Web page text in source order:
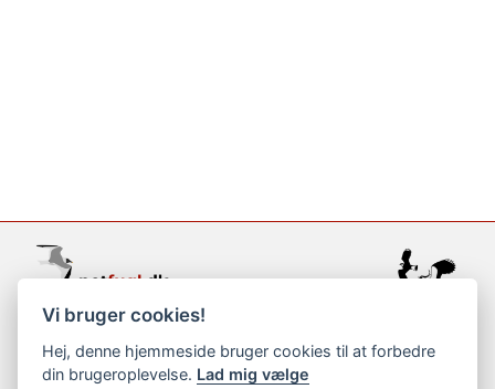
support@netfugl.dk
copyright © 2002-2023
Vi bruger cookies!
Hej, denne hjemmeside bruger cookies til at forbedre
din brugeroplevelse. Lad mig vælge